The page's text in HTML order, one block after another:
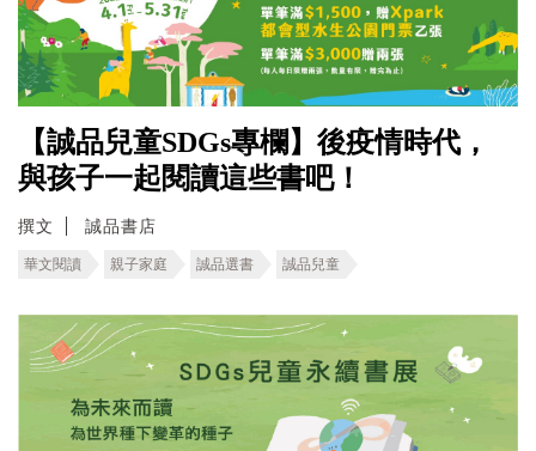
【誠品兒童SDGs專欄】後疫情時代，
與孩子一起閱讀這些書吧！
撰文 誠品書店
華文閱讀 親子家庭 誠品選書 誠品兒童